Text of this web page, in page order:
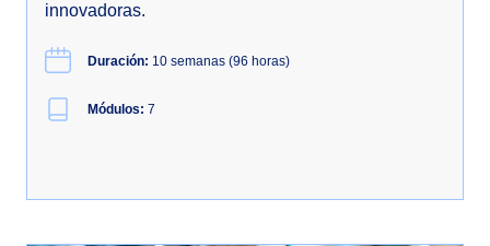
innovadoras.
Duración: 10 semanas (96 horas)
Módulos: 7